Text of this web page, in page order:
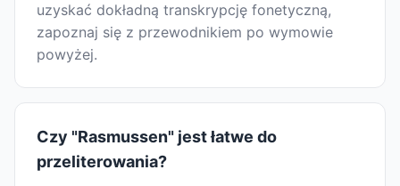
uzyskać dokładną transkrypcję fonetyczną,
zapoznaj się z przewodnikiem po wymowie
powyżej.
Czy "Rasmussen" jest łatwe do
przeliterowania?